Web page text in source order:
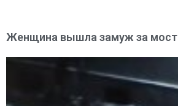
Женщина вышла замуж за мост